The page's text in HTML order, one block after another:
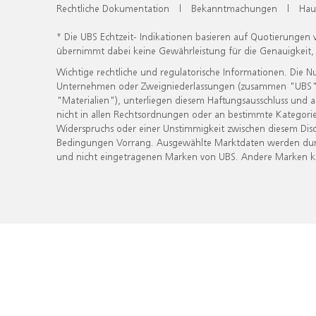
Rechtliche Dokumentation | Bekanntmachungen |
* Die UBS Echtzeit- Indikationen basieren auf
übernimmt dabei keine Gewährleistung für die
Wichtige rechtliche und regulatorische Informationen. Die
Unternehmen oder Zweigniederlassungen (zusammen
"Materialien"), unterliegen diesem Haftungsausschluss
nicht in allen Rechtsordnungen oder an bestimmte
Widerspruchs oder einer Unstimmigkeit zwischen diesem
Bedingungen Vorrang. Ausgewählte Marktdaten werden
und nicht eingetragenen Marken von UBS. Andere Marken